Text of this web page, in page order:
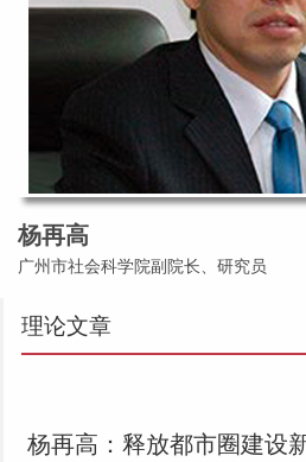
杨再高
广州市社会科学院副院长、研究员
理论文章
杨再高：释放都市圈建设